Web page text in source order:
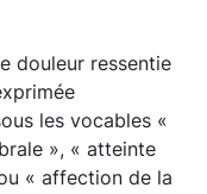
douleur ressentie
les vocables «
», « atteinte
« affection de la